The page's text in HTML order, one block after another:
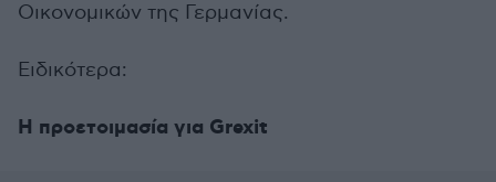
Οικονομικών της Γερμανίας.
Ειδικότερα:
Η προετοιμασία για Grexit